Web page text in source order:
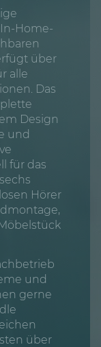
Home-
über
alle
Das
Design
und
für das
Hörer
und
gerne
über